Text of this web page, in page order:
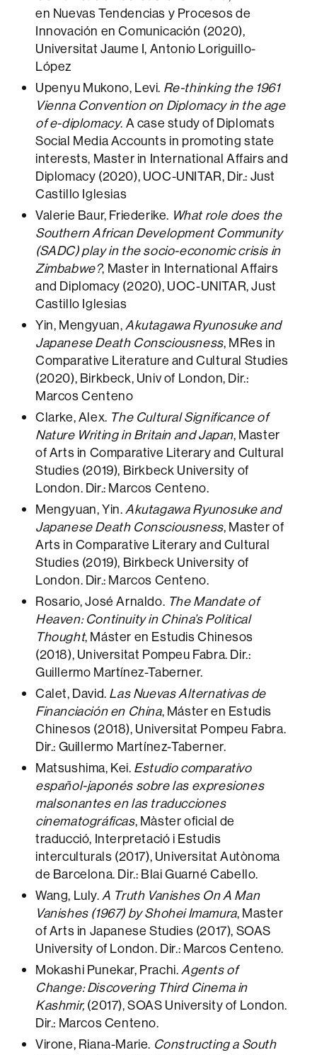
en Nuevas Tendencias y Procesos de
Innovación en Comunicación (2020),
Universitat Jaume I, Antonio Loriguillo-
López
Upenyu Mukono, Levi. Re-thinking the 1961
Vienna Convention on Diplomacy in the age
of e-diplomacy. A case study of Diplomats
Social Media Accounts in promoting state
interests, Master in International Affairs and
Diplomacy (2020), UOC-UNITAR, Dir.: Just
Castillo Iglesias
Valerie Baur, Friederike. What role does the
Southern African Development Community
(SADC) play in the socio-economic crisis in
Zimbabwe?, Master in International Affairs
and Diplomacy (2020), UOC-UNITAR, Just
Castillo Iglesias
Yin, Mengyuan,Akutagawa Ryunosuke and
Japanese Death Consciousness, MRes in
Comparative Literature and Cultural Studies
(2020), Birkbeck, Univ of London, Dir.:
Marcos Centeno
Clarke, Alex. The Cultural Significance of
Nature Writing in Britain and Japan, Master
of Arts in Comparative Literary and Cultural
Studies (2019), Birkbeck University of
London. Dir.: Marcos Centeno.
Mengyuan, Yin.Akutagawa Ryunosuke and
Japanese Death Consciousness, Master of
Arts in Comparative Literary and Cultural
Studies (2019), Birkbeck University of
London. Dir.: Marcos Centeno.
Rosario, José Arnaldo. The Mandate of
Heaven: Continuity in China’s Political
Thought, Máster en Estudis Chinesos
(2018), Universitat Pompeu Fabra. Dir.:
Guillermo Martínez-Taberner.
Calet, David. Las Nuevas Alternativas de
Financiación en China, Máster en Estudis
Chinesos (2018), Universitat Pompeu Fabra.
Dir.: Guillermo Martínez-Taberner.
Matsushima, Kei. Estudio comparativo
español-japonés sobre las expresiones
malsonantes en las traducciones
cinematográficas, Màster oficial de
traducció, Interpretació i Estudis
interculturals (2017), Universitat Autònoma
de Barcelona. Dir.: Blai Guarné Cabello.
Wang, Luly.A Truth Vanishes On A Man
Vanishes (1967) by Shohei Imamura, Master
of Arts in Japanese Studies (2017), SOAS
University of London. Dir.: Marcos Centeno.
Mokashi Punekar, Prachi.Agents of
Change: Discovering Third Cinema in
Kashmir, (2017), SOAS University of London.
Dir.: Marcos Centeno.
Virone, Riana-Marie. Constructing a South